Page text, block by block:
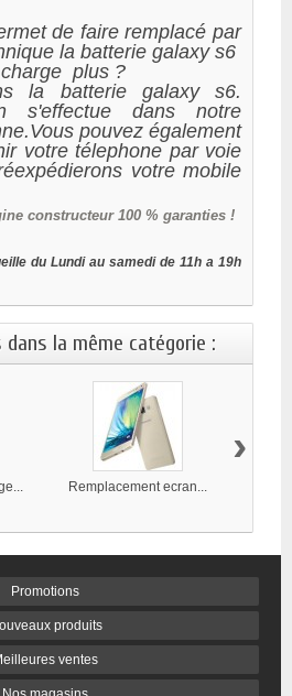
de faire remplacé par
la batterie galaxy s6
plus ?
la batterie galaxy s6.
s'effectue dans notre
pouvez également
votre télephone par voie
votre mobile
constructeur 100 % garanties !
du Lundi au samedi de 11h a 19h
la même catégorie :
Remplacement ecran...
›
Promotions
produits
ventes